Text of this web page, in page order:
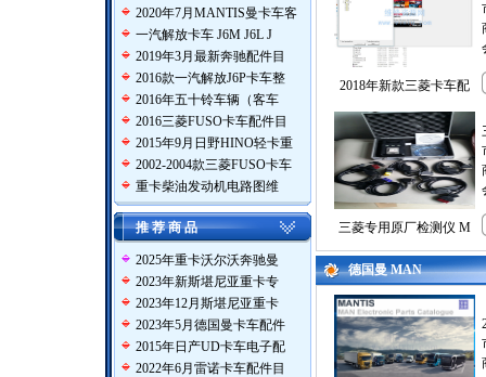
2020年7月MANTIS曼卡车客
一汽解放卡车 J6M J6L J
2019年3月最新奔驰配件目
2016款一汽解放J6P卡车整
2016年五十铃车辆（客车
2016三菱FUSO卡车配件目
2015年9月日野HINO轻卡重
2002-2004款三菱FUSO卡车
重卡柴油发动机电路图维
推 荐 商 品
2025年重卡沃尔沃奔驰曼
2023年新斯堪尼亚重卡专
2023年12月斯堪尼亚重卡
2023年5月德国曼卡车配件
2015年日产UD卡车电子配
2022年6月雷诺卡车配件目
2018年新款三菱卡车配
三菱专用原厂检测仪 M
德国曼 MAN